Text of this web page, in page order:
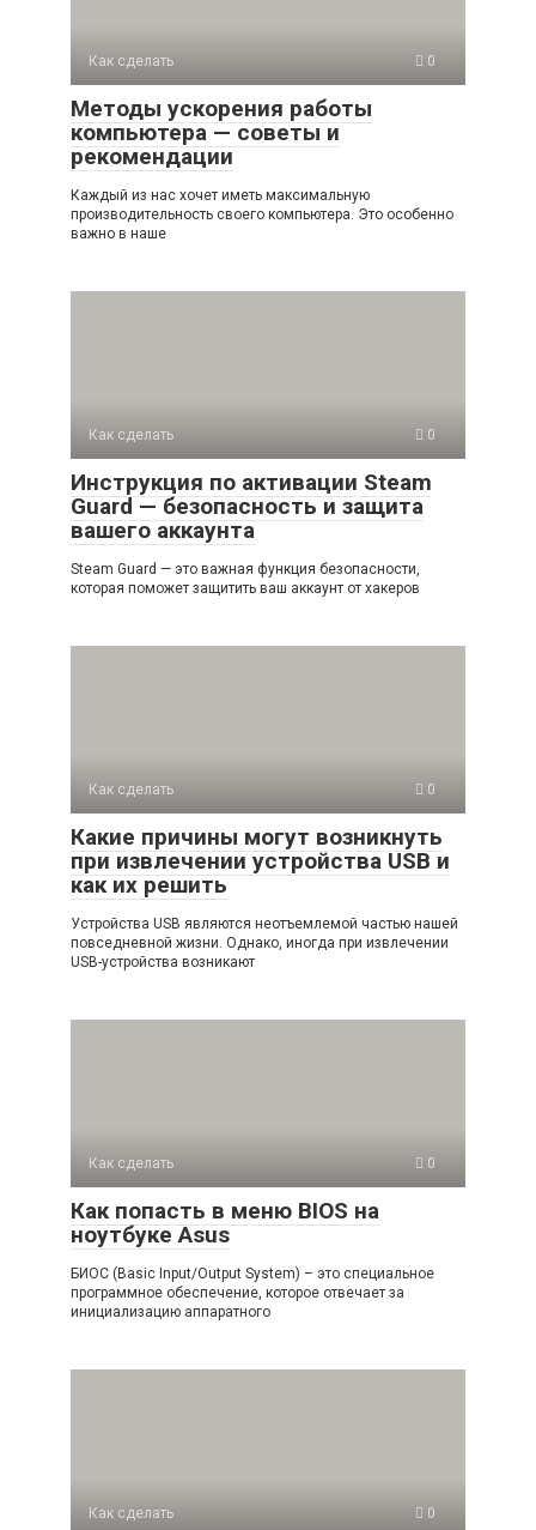
Как сделать 0
Методы ускорения работы
компьютера — советы и
рекомендации
Каждый из нас хочет иметь максимальную
производительность своего компьютера. Это особенно
важно в наше
Как сделать 0
Инструкция по активации Steam
Guard — безопасность и защита
вашего аккаунта
Steam Guard — это важная функция безопасности,
которая поможет защитить ваш аккаунт от хакеров
Как сделать 0
Какие причины могут возникнуть
при извлечении устройства USB и
как их решить
Устройства USB являются неотъемлемой частью нашей
повседневной жизни. Однако, иногда при извлечении
USB-устройства возникают
Как сделать 0
Как попасть в меню BIOS на
ноутбуке Asus
БИОС (Basic Input/Output System) – это специальное
программное обеспечение, которое отвечает за
инициализацию аппаратного
Как сделать 0